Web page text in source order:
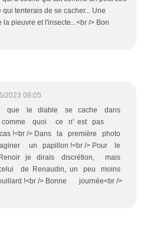
qui tenterais de se cacher... Une
la pieuvre et l'insecte...<br /> Bon
2023 08:05
que le diable se cache dans
comme quoi ce n' est pas
!<br /> Dans la première photo
un papillon !<br /> Pour le
je dirais discrétion, mais
de Renaudin, un peu moins
!<br /> Bonne journée<br />